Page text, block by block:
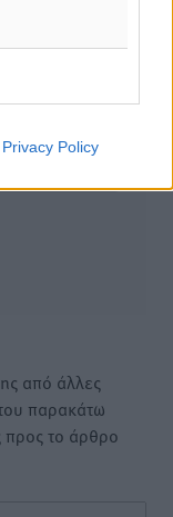
Privacy Policy
από άλλες
παρακάτω
το άρθρο